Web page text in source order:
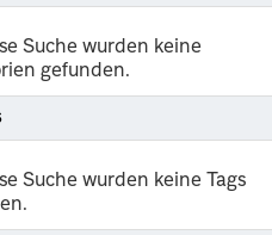
Suche wurden keine
gefunden.
Suche wurden keine Tags